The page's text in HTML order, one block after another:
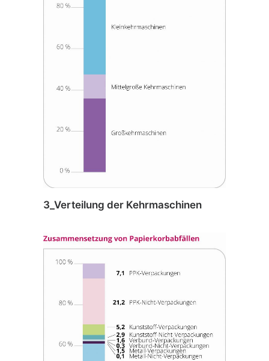
3_Verteilung der Kehrmaschinen